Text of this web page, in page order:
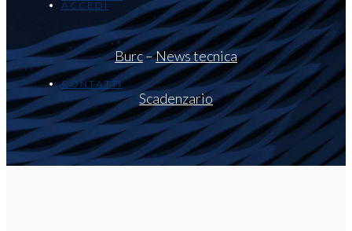
ACCEDI
CONTATTI
Burc–News tecnica
Scadenzario